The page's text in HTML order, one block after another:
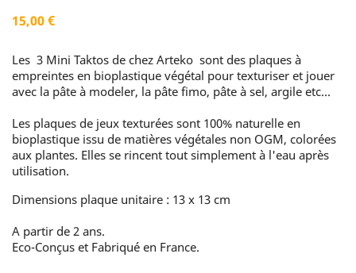
15,00 €
Les 3 Mini Taktos de chez Arteko sont des plaques à
empreintes en bioplastique végétal pour texturiser et jouer
avec la pâte à modeler, la pâte fimo, pâte à sel, argile etc...
Les plaques de jeux texturées sont 100% naturelle en
bioplastique issu de matières végétales non OGM, colorées
aux plantes. Elles se rincent tout simplement à l'eau après
utilisation.
Dimensions plaque unitaire : 13 x 13 cm
A partir de 2 ans.
Eco-Conçus et Fabriqué en France.